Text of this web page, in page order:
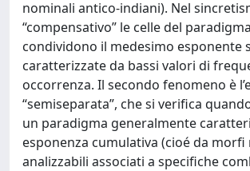
nominali antico-indiani). Nel
“compensativo” le celle del
condividono il medesimo esponente
caratterizzate da bassi valori di
occorrenza. Il secondo fenomeno è
“semiseparata”, che si verifica
un paradigma generalmente
esponenza cumulativa (cioé da morfi
analizzabili associati a specifiche